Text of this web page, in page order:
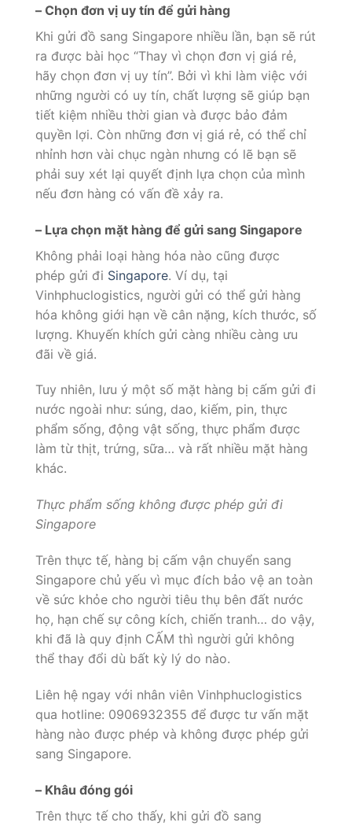
– Chọn đơn vị uy tín để gửi hàng
Khi gửi đồ sang Singapore nhiều lần, bạn sẽ rút
ra được bài học “Thay vì chọn đơn vị giá rẻ,
hãy chọn đơn vị uy tín”. Bởi vì khi làm việc với
những người có uy tín, chất lượng sẽ giúp bạn
tiết kiệm nhiều thời gian và được bảo đảm
quyền lợi. Còn những đơn vị giá rẻ, có thể chỉ
nhỉnh hơn vài chục ngàn nhưng có lẽ bạn sẽ
phải suy xét lại quyết định lựa chọn của mình
nếu đơn hàng có vấn đề xảy ra.
– Lựa chọn mặt hàng để gửi sang Singapore
Không phải loại hàng hóa nào cũng được
phép gửi đi Singapore. Ví dụ, tại
Vinhphuclogistics, người gửi có thể gửi hàng
hóa không giới hạn về cân nặng, kích thước, số
lượng. Khuyến khích gửi càng nhiều càng ưu
đãi về giá.
Tuy nhiên, lưu ý một số mặt hàng bị cấm gửi đi
nước ngoài như: súng, dao, kiếm, pin, thực
phẩm sống, động vật sống, thực phẩm được
làm từ thịt, trứng, sữa… và rất nhiều mặt hàng
khác.
Thực phẩm sống không được phép gửi đi
Singapore
Trên thực tế, hàng bị cấm vận chuyển sang
Singapore chủ yếu vì mục đích bảo vệ an toàn
về sức khỏe cho người tiêu thụ bên đất nước
họ, hạn chế sự công kích, chiến tranh… do vậy,
khi đã là quy định CẤM thì người gửi không
thể thay đổi dù bất kỳ lý do nào.
Liên hệ ngay với nhân viên Vinhphuclogistics
qua hotline: 0906932355 để được tư vấn mặt
hàng nào được phép và không được phép gửi
sang Singapore.
– Khâu đóng gói
Trên thực tế cho thấy, khi gửi đồ sang